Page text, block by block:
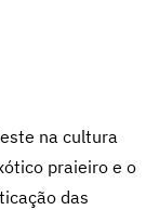
na cultura
praieiro e o
das